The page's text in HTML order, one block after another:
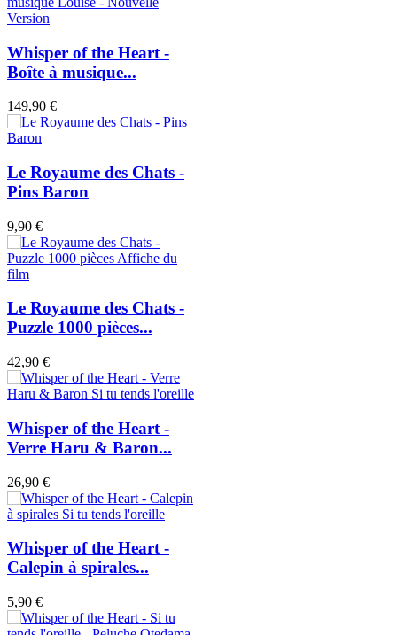
Whisper of the Heart -
Boîte à musique...
149,90 €
Le Royaume des Chats -
Pins Baron
9,90 €
Le Royaume des Chats -
Puzzle 1000 pièces...
42,90 €
Whisper of the Heart -
Verre Haru & Baron...
26,90 €
Whisper of the Heart -
Calepin à spirales...
5,90 €